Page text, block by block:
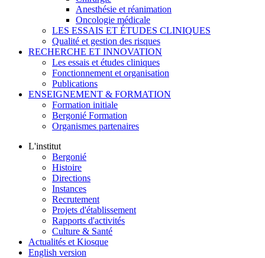
Anesthésie et réanimation
Oncologie médicale
LES ESSAIS ET ÉTUDES CLINIQUES
Qualité et gestion des risques
RECHERCHE ET INNOVATION
Les essais et études cliniques
Fonctionnement et organisation
Publications
ENSEIGNEMENT & FORMATION
Formation initiale
Bergonié Formation
Organismes partenaires
L'institut
Bergonié
Histoire
Directions
Instances
Recrutement
Projets d'établissement
Rapports d'activités
Culture & Santé
Actualités et Kiosque
English version